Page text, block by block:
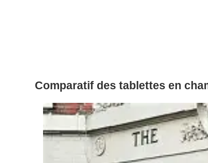
Comparatif des tablettes en